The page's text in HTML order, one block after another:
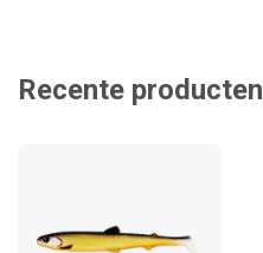
Recente producten